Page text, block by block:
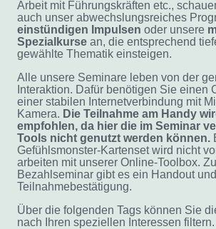
Arbeit mit Führungskräften etc.,
auch unser abwechslungsreiches
einstündigen Impulsen oder unsere
Spezialkursean, die entsprechend
gewählte Thematik einsteigen.
Alle unsere Seminare leben von der
Interaktion. Dafür benötigen Sie einen
einer stabilen Internetverbindung mit
Kamera. Die Teilnahme am Handy
empfohlen, da hier die im Seminar
Tools nicht genutzt werden können.
Gefühlsmonster-Kartenset wird nicht
arbeiten mit unserer Online-Toolbox.
Bezahlseminar gibt es ein Handout
Teilnahmebestätigung.
Über die folgenden Tags können Sie
nach Ihren speziellen Interessen filtern.